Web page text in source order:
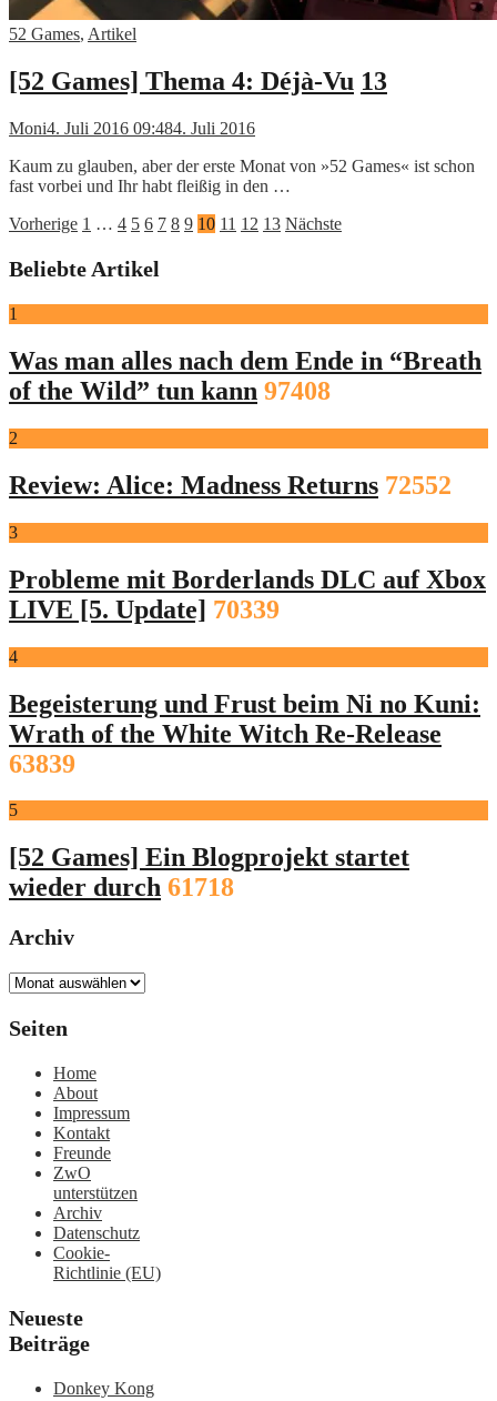
52 Games, Artikel
[52 Games] Thema 4: Déjà-Vu 13
Moni4. Juli 2016 09:484. Juli 2016
Kaum zu glauben, aber der erste Monat von »52 Games« ist schon
fast vorbei und Ihr habt fleißig in den …
Seitennummerierung
der
Vorherige 1 … 4 5 6 7 8 9 10 11 12 13 Nächste
Beliebte Artikel
1
Was man alles nach dem Ende in “Breath
of the Wild” tun kann 97408
2
Review: Alice: Madness Returns 72552
3
Probleme mit Borderlands DLC auf Xbox
LIVE [5. Update] 70339
4
Begeisterung und Frust beim Ni no Kuni:
Wrath of the White Witch Re-Release
63839
5
[52 Games] Ein Blogprojekt startet
wieder durch 61718
Archiv
Archiv
Seiten
Home
About
Impressum
Kontakt
Freunde
ZwO
unterstützen
Archiv
Datenschutz
Cookie-
Richtlinie (EU)
Neueste
Beiträge
Donkey Kong